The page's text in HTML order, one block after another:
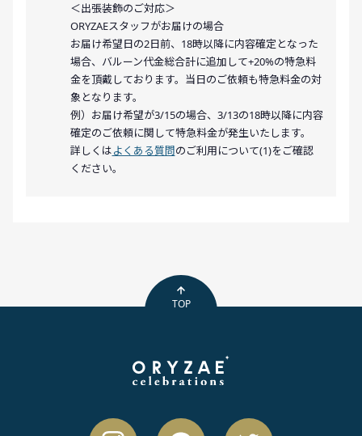
＜出張装飾のご対応＞
ORYZAEスタッフがお届けの場合
お届け希望日の2日前、18時以降に内容確定となった
場合、バルーン代金総合計に追加して+20%の特急料
金を頂戴しております。当日のご依頼も特急料金の対
象となります。
例）お届け希望が3/15の場合、3/13の18時以降に内容
確定のご依頼に関して特急料金が発生いたします。
詳しくはよくある質問のご利用について(1)をご確認
ください。
TOP